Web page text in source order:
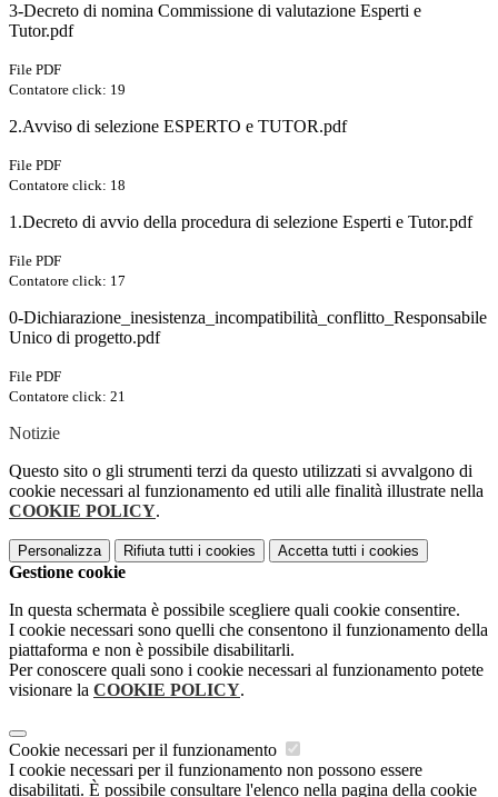
3-Decreto di nomina Commissione di valutazione Esperti e
Tutor.pdf
File PDF
Contatore click: 19
2.Avviso di selezione ESPERTO e TUTOR.pdf
File PDF
Contatore click: 18
1.Decreto di avvio della procedura di selezione Esperti e Tutor.pdf
File PDF
Contatore click: 17
0-Dichiarazione_inesistenza_incompatibilità_conflitto_Responsabile
Unico di progetto.pdf
File PDF
Contatore click: 21
Notizie
Questo sito o gli strumenti terzi da questo utilizzati si avvalgono di
cookie necessari al funzionamento ed utili alle finalità illustrate nella
COOKIE POLICY.
Personalizza Rifiuta tutti i cookies Accetta tutti i cookies
Gestione cookie
In questa schermata è possibile scegliere quali cookie consentire.
I cookie necessari sono quelli che consentono il funzionamento della
piattaforma e non è possibile disabilitarli.
Per conoscere quali sono i cookie necessari al funzionamento potete
visionare la COOKIE POLICY.
Cookie necessari per il funzionamento
I cookie necessari per il funzionamento non possono essere
disabilitati. È possibile consultare l'elenco nella pagina della cookie